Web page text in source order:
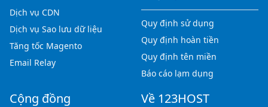
Dịch vụ CDN
Dịch vụ Sao lưu dữ liệu
Tăng tốc Magento
Email Relay
Quy định sử dụng
Quy định hoàn tiền
Quy định tên miền
Báo cáo lạm dụng
Cộng đồng Về 123HOST